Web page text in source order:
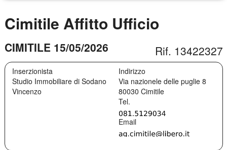
Cimitile Affitto Ufficio
CIMITILE 15/05/2026 Rif. 13422327
Inserzionista
Studio Immobiliare di Sodano
Vincenzo
Indirizzo
Via nazionele delle puglie 8
80030 Cimitile